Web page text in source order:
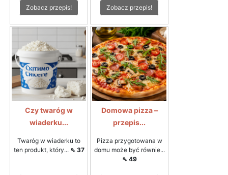
Zobacz przepis! Zobacz przepis!
Czy twaróg w
wiaderku...
Twaróg w wiaderku to
ten produkt, który... ⇖ 37
Domowa pizza –
przepis...
Pizza przygotowana w
domu może być równie...
⇖ 49